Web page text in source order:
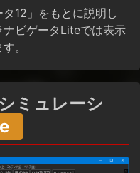
12」をもとに説明し
ビゲータLiteでは表示
。
ミュレーシ